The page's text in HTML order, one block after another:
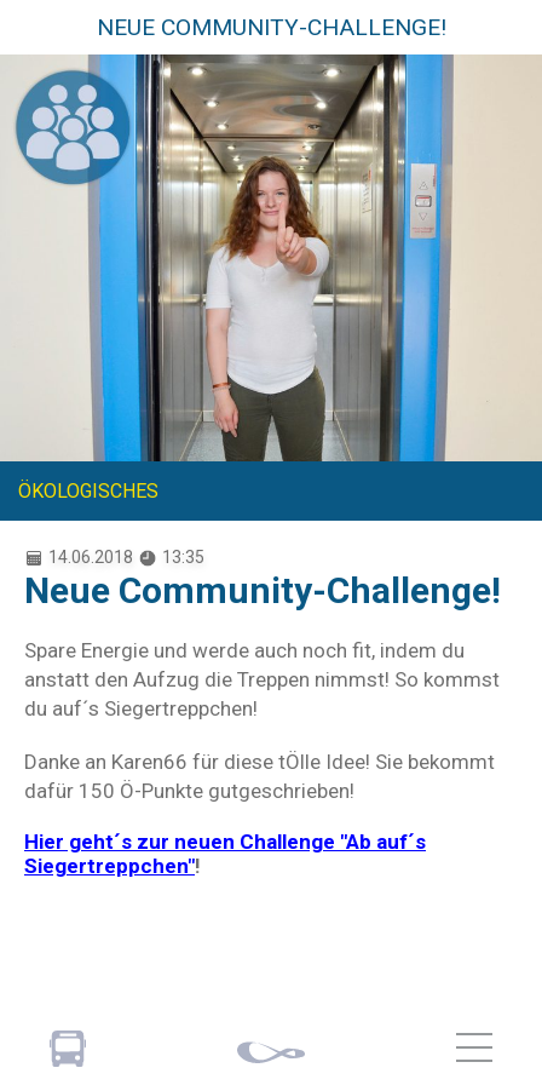
NEUE COMMUNITY-CHALLENGE!
ÖKOLOGISCHES
14.06.2018 13:35
Neue Community-Challenge!
Spare Energie und werde auch noch fit, indem du
anstatt den Aufzug die Treppen nimmst! So kommst
du auf´s Siegertreppchen!
Danke an Karen66 für diese tÖlle Idee! Sie bekommt
dafür 150 Ö-Punkte gutgeschrieben!
Hier geht´s zur neuen Challenge "Ab auf´s
Siegertreppchen"!